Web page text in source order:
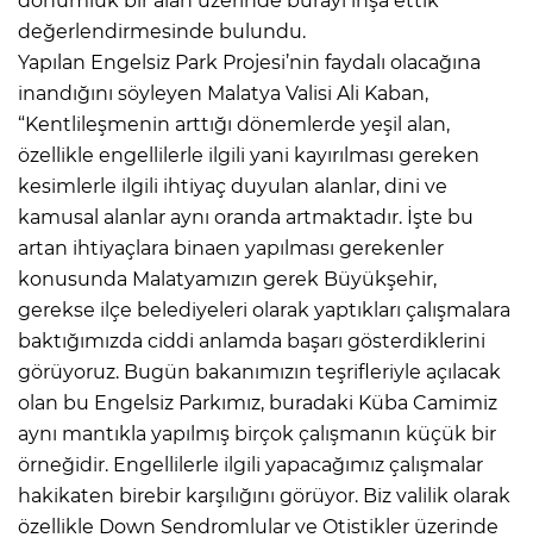
değerlendirmesinde bulundu.
Yapılan Engelsiz Park Projesi’nin faydalı olacağına
inandığını söyleyen Malatya Valisi Ali Kaban,
“Kentlileşmenin arttığı dönemlerde yeşil alan,
özellikle engellilerle ilgili yani kayırılması gereken
kesimlerle ilgili ihtiyaç duyulan alanlar, dini ve
kamusal alanlar aynı oranda artmaktadır. İşte bu
artan ihtiyaçlara binaen yapılması gerekenler
konusunda Malatyamızın gerek Büyükşehir,
gerekse ilçe belediyeleri olarak yaptıkları çalışmalara
baktığımızda ciddi anlamda başarı gösterdiklerini
görüyoruz. Bugün bakanımızın teşrifleriyle açılacak
olan bu Engelsiz Parkımız, buradaki Küba Camimiz
aynı mantıkla yapılmış birçok çalışmanın küçük bir
örneğidir. Engellilerle ilgili yapacağımız çalışmalar
hakikaten birebir karşılığını görüyor. Biz valilik olarak
özellikle Down Sendromlular ve Otistikler üzerinde